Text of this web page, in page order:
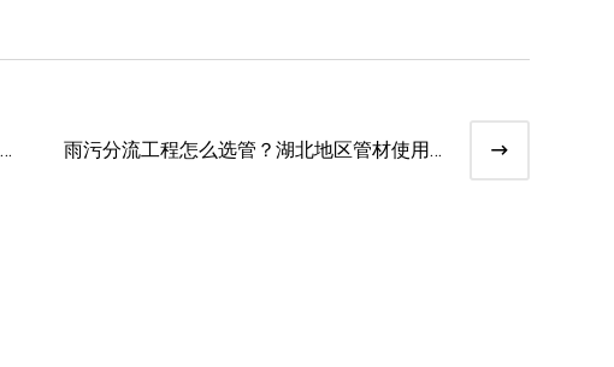
雨污分流工程怎么选管？湖北地区管材使用